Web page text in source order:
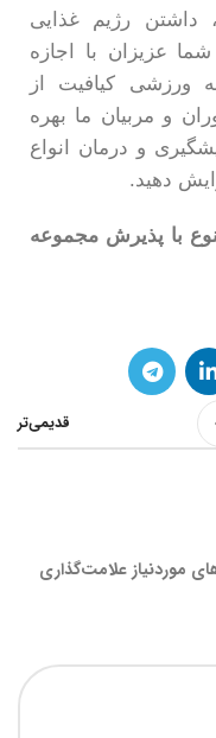
رژیم غذایی
عزیزان با اجازه
ورزشی کیافیت از
و مربیان ما بهره
و درمان انواع
دهید.
با پذیرش مجموعه
قدیمی‌تر
موردنیاز علامت‌گذاری